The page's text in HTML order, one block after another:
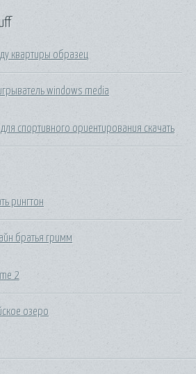
квартиры образец
windows media
спортивного ориентирования скачать
рингтон
братья гримм
2
озеро